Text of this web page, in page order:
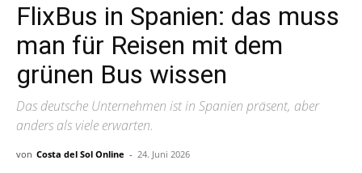
FlixBus in Spanien: das muss
man für Reisen mit dem
grünen Bus wissen
Das deutsche Unternehmen ist in Spanien präsent, aber
anders als viele erwarten.
von Costa del Sol Online - 24. Juni 2026